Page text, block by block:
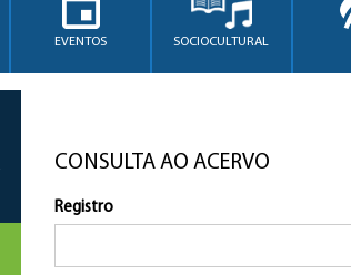
EVENTOS SOCIOCULTURAL
CONSULTA AO ACERVO
Registro